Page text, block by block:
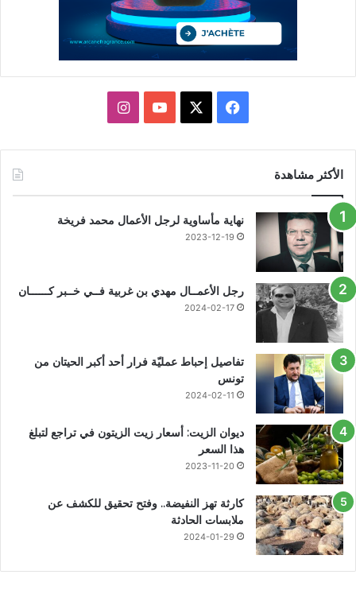
فيسبوك يوتيوبانستقرام
الأكثر مشاهدة
نهاية مأساوية لرجل الأعمال محمد فريخة
2023-12-19
رجل الأعمــال مهدي بن غربية فــي خــبر كــــــان
2024-02-17
تفاصيل إحباط عمليّة فرار أحد أكبر الحيتان من
تونس
2024-02-11
ديوان الزيت: أسعار زيت الزيتون في تراجع لتبلغ
هذا السعر
2023-11-20
كارثة تهز النفيضة.. وفتح تحقيق للكشف عن
ملابسات الحادثة
2024-01-29